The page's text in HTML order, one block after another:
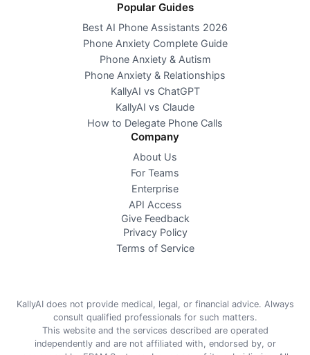
Popular Guides
Best AI Phone Assistants 2026
Phone Anxiety Complete Guide
Phone Anxiety & Autism
Phone Anxiety & Relationships
KallyAI vs ChatGPT
KallyAI vs Claude
How to Delegate Phone Calls
Company
About Us
For Teams
Enterprise
API Access
Give Feedback
Privacy Policy
Terms of Service
KallyAI does not provide medical, legal, or financial advice. Always
consult qualified professionals for such matters.
This website and the services described are operated
independently and are not affiliated with, endorsed by, or